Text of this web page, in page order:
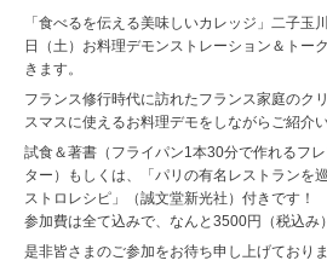
「食べるを伝える美味しいカレッジ」二子玉
日（土）お料理デモンストレーション＆トー
きます。
フランス修行時代に訪れたフランス家庭のク
スマスに使えるお料理デモをしながらご紹介い
試食＆著書（フライパン1本30分で作れるフ
ター）もしくは、「パリの有名レストランを
ストロレシピ」（誠文堂新光社）付きです！
参加費は全て込みで、なんと3500円（税込み
是非皆さまのご参加をお待ち申し上げておりま